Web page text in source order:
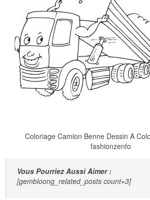
Coloriage Camion Benne Dessin A
fashionzenfo
Vous Pourriez Aussi Aimer :
[gembloong_related_posts count=3]